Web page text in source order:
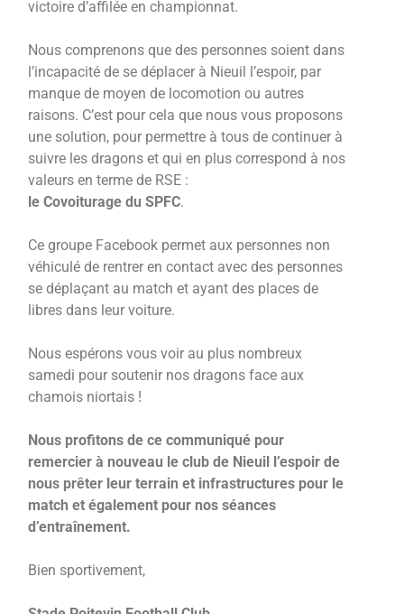
victoire d’affilée en championnat.
Nous comprenons que des personnes soient dans
l’incapacité de se déplacer à Nieuil l’espoir, par
manque de moyen de locomotion ou autres
raisons. C’est pour cela que nous vous proposons
une solution, pour permettre à tous de continuer à
suivre les dragons et qui en plus correspond à nos
valeurs en terme de RSE :
le Covoiturage du SPFC.
Ce groupe Facebook permet aux personnes non
véhiculé de rentrer en contact avec des personnes
se déplaçant au match et ayant des places de
libres dans leur voiture.
Nous espérons vous voir au plus nombreux
samedi pour soutenir nos dragons face aux
chamois niortais !
Nous profitons de ce communiqué pour
remercier à nouveau le club de Nieuil l’espoir de
nous prêter leur terrain et infrastructures pour le
match et également pour nos séances
d’entraînement.
Bien sportivement,